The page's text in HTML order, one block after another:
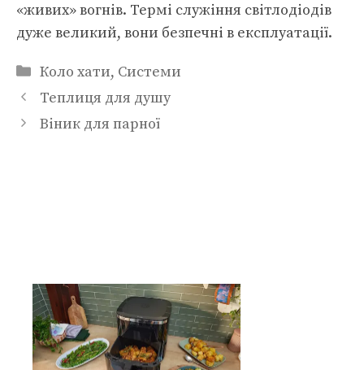
«живих» вогнів. Термі служіння світлодіодів
дуже великий, вони безпечні в експлуатації.
Категорії
Коло хати, Системи
Теплиця для душу
Віник для парної